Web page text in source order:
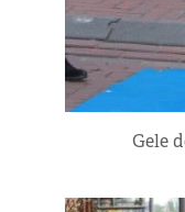
Gele